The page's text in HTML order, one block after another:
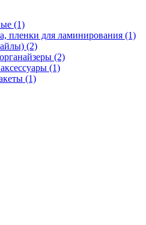
(1)
пленки для ламинирования (1)
(2)
(2)
(1)
(1)